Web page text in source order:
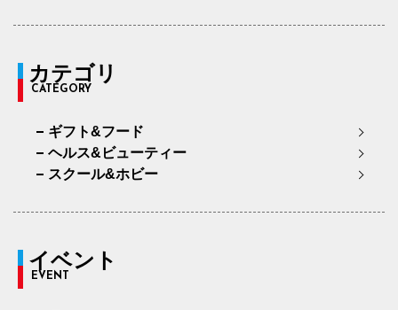
カテゴリ
CATEGORY
ギフト&フード
ヘルス&ビューティー
スクール&ホビー
イベント
EVENT